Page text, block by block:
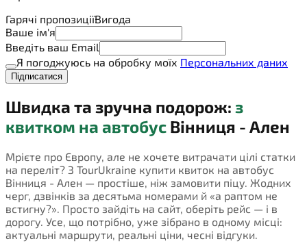
Гарячі пропозиціїВигода
Ваше ім'я
Введіть ваш Email
Я погоджуюсь на обробку моїх Персональних даних
Підписатися
Швидка та зручна подорож: з
квитком на автобус Вінниця - Ален
Мрієте про Європу, але не хочете витрачати цілі статки
на переліт? З TourUkraine купити квиток на автобус
Вінниця - Ален — простіше, ніж замовити піцу. Жодних
черг, дзвінків за десятьма номерами й «а раптом не
встигну?». Просто зайдіть на сайт, оберіть рейс — і в
дорогу. Усе, що потрібно, уже зібрано в одному місці:
актуальні маршрути, реальні ціни, чесні відгуки.